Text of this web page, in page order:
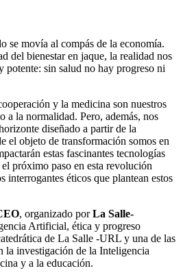
se movía al compás de la economía.
del bienestar en jaque, la realidad nos
potente: sin salud no hay progreso ni
y la medicina son nuestros
a la normalidad. Pero, además, nos
diseñado a partir de la
el objeto de transformación somos en
estas fascinantes tecnologías
próximo paso en esta revolución
interrogantes éticos que plantean estos
, organizado porLa Salle-
Artificial, ética y progreso
de La Salle -URL y una de las
la investigación de la Inteligencia
y a la educación.